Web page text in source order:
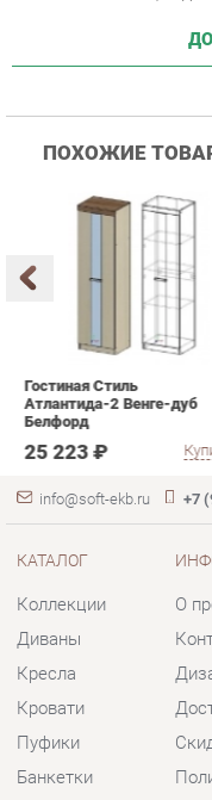
Гостиная Стиль
25 223 ₽
КАТАЛОГ
Коллекции
Диваны
Кресла
Кровати
Пуфики
Обувницы
Комплектующие
О
КОНТАКТЫ
Шоурум и склад
Адрес: г. Екатеринбург,